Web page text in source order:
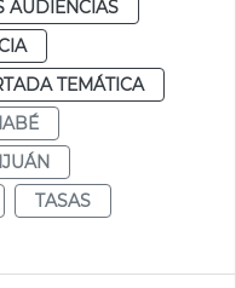
AUDIENCIAS
TEMÁTICA
TASAS